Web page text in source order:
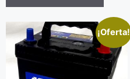
¡Oferta!